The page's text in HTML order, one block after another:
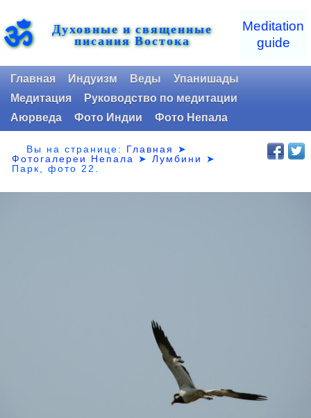
ॐ Духовные и священные
писания Востока
Meditation
guide
Главная Индуизм Веды
Упанишады
Медитация
Руководство по медитации
Аюрведа
Фото Индии Фото Непала
Вы на странице: Главная
➤
Фотогалереи Непала
➤Лумбини
➤
Парк,фото 22.